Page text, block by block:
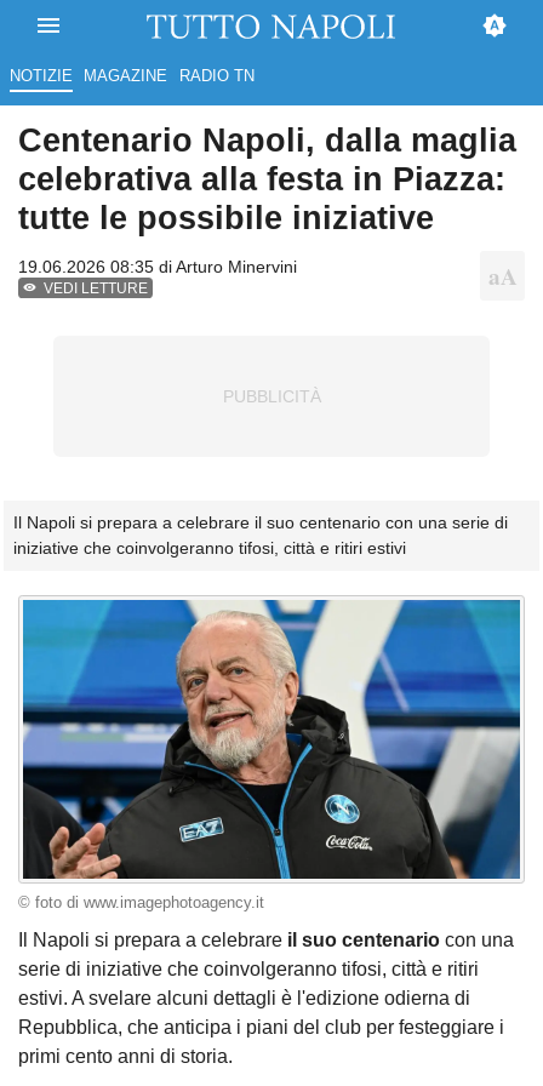
NOTIZIE MAGAZINE RADIO TN
Centenario Napoli, dalla maglia
celebrativa alla festa in Piazza:
tutte le possibile iniziative
19.06.2026 08:35 diArturo Minervini
VEDI LETTURE
Il Napoli si prepara a celebrare il suo centenario con una serie di
iniziative che coinvolgeranno tifosi, città e ritiri estivi
© foto di www.imagephotoagency.it
Il Napoli si prepara a celebrare il suo centenario con una
serie di iniziative che coinvolgeranno tifosi, città e ritiri
estivi. A svelare alcuni dettagli è l'edizione odierna di
Repubblica, che anticipa i piani del club per festeggiare i
primi cento anni di storia.